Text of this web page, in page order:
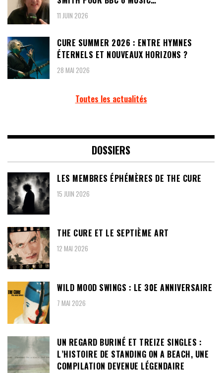
11 JUIN 2026
CURE SUMMER 2026 : ENTRE HYMNES
ÉTERNELS ET NOUVEAUX HORIZONS ?
28 MAI 2026
Toutes les actualités
DOSSIERS
LES MEMBRES ÉPHÉMÈRES DE THE CURE
15 JUIN 2026
THE CURE ET LE SEPTIÈME ART
12 MAI 2026
WILD MOOD SWINGS : LE 30E ANNIVERSAIRE
7 MAI 2026
UN REGARD BURINÉ ET TREIZE SINGLES :
L’HISTOIRE DE STANDING ON A BEACH, UNE
COMPILATION DEVENUE LÉGENDAIRE